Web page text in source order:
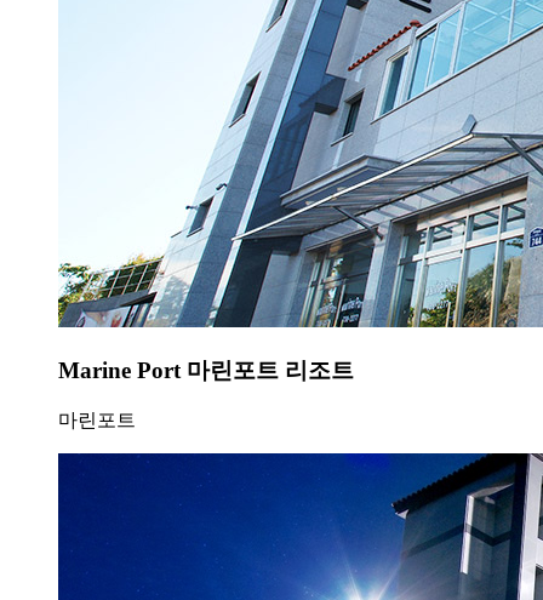
Marine Port 마린포트 리조트
마린포트